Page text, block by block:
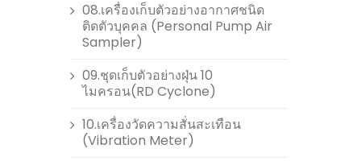
08.เครื่องเก็บตัวอย่างอากาศชนิด
ติดตัวบุคคล (Personal Pump Air
Sampler)
09.ชุดเก็บตัวอย่างฝุ่น 10
ไมครอน(RD Cyclone)
10.เครื่องวัดความสั่นสะเทือน
(Vibration Meter)